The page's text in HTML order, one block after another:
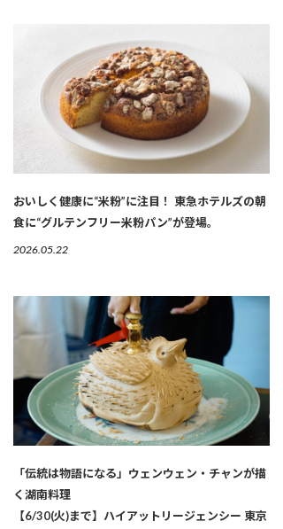
おいしく健康に“米粉”に注目！ 東急ホテルズの朝
食に“グルテンフリー米粉パン”が登場。
2026.05.22
「伝統は物語になる」ウェンウェン・チャンが描
く湖南料理
【6/30(火)まで】ハイアットリージェンシー 東京